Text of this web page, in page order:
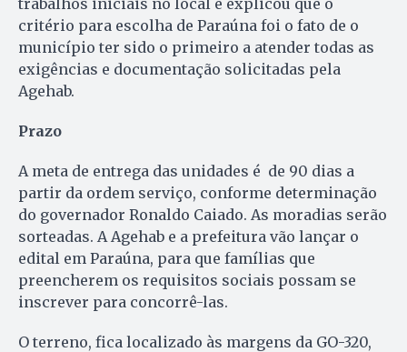
critério para escolha de Paraúna foi o fato de o
município ter sido o primeiro a atender todas as
exigências e documentação solicitadas pela
Agehab.
Prazo
A meta de entrega das unidades é de 90 dias a
partir da ordem serviço, conforme determinação
do governador Ronaldo Caiado. As moradias serão
sorteadas. A Agehab e a prefeitura vão lançar o
edital em Paraúna, para que famílias que
preencherem os requisitos sociais possam se
inscrever para concorrê-las.
O terreno, fica localizado às margens da GO-320,